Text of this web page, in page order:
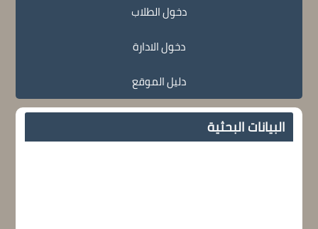
دخول الطلاب
دخول الادارة
دليل الموقع
البيانات البحثية